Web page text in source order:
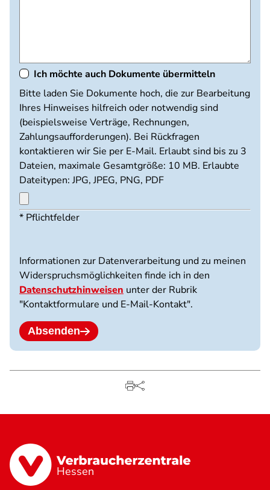
Ich möchte auch Dokumente übermitteln
Dokumente
hochladen
Bitte laden Sie Dokumente hoch, die zur Bearbeitung
Ihres Hinweises hilfreich oder notwendig sind
(beispielsweise Verträge, Rechnungen,
Zahlungsaufforderungen). Bei Rückfragen
kontaktieren wir Sie per E-Mail. Erlaubt sind bis zu 3
Dateien, maximale Gesamtgröße: 10 MB. Erlaubte
Dateitypen: JPG, JPEG, PNG, PDF
Maximal
möglich.
10
MB
Limit.
Erlaubte
jpg
jpeg
pdf.
* Pflichtfelder
Informationen zur Datenverarbeitung und zu meinen
Widerspruchsmöglichkeiten finde ich in den
Datenschutzhinweisen unter der Rubrik
"Kontaktformulare und E-Mail-Kontakt".
Absenden
Hessen